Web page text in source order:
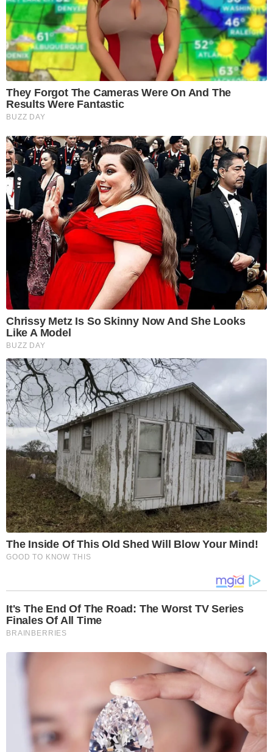
They Forgot The Cameras Were On And The
Results Were Fantastic
BUZZ DAY
Chrissy Metz Is So Skinny Now And She Looks
Like A Model
BUZZ DAY
The Inside Of This Old Shed Will Blow Your Mind!
GOOD TO KNOW THIS
It's The End Of The Road: The Worst TV Series
Finales Of All Time
BRAINBERRIES